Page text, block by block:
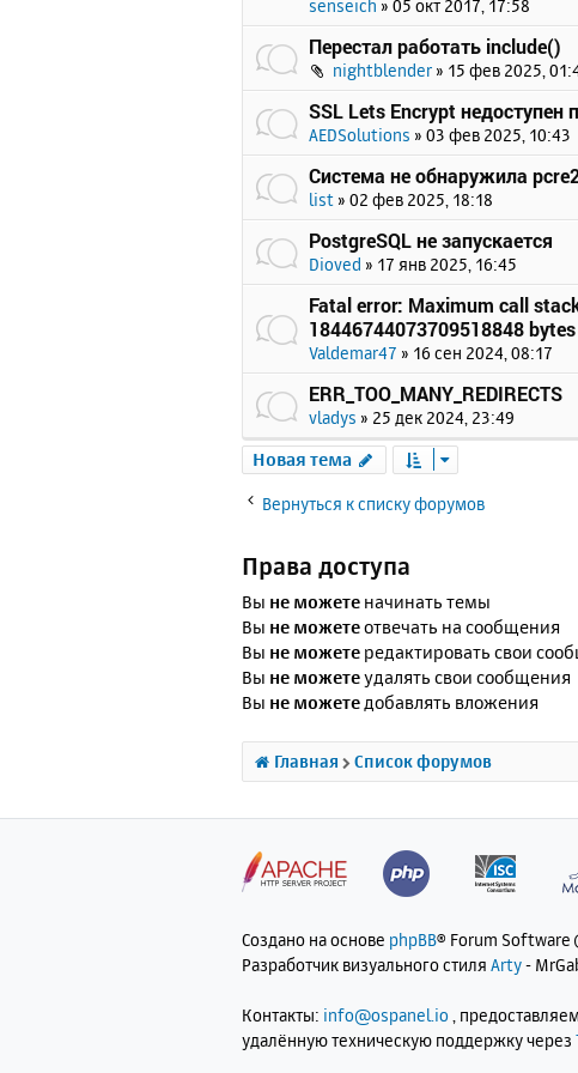
senseich » 05 окт 2017, 17:58
Перестал работать include()
nightblender» 15 фев 2025,
SSL Lets Encrypt недоступен
AEDSolutions » 03 фев 2025, 10:43
Система не обнаружила
list » 02 фев 2025, 18:18
PostgreSQL не запускается
Dioved » 17 янв 2025, 16:45
Fatal error: Maximum call
18446744073709518848 bytes
Valdemar47 » 16 сен 2024, 08:17
ERR_TOO_MANY_REDIRECTS
vladys » 25 дек 2024, 23:49
Новая тема
Вернуться к списку форумов
Права доступа
Вы не можете начинать темы
Вы не можетеотвечать на сообщения
Вы не можете редактировать свои
Вы не можетеудалять свои сообщения
Вы не можетедобавлять вложения
Главная Список форумов
Создано на основе phpBB® Forum
Разработчик визуального стиля Arty-
Контакты: info@ospanel.io ,
удалённую техническую поддержку через